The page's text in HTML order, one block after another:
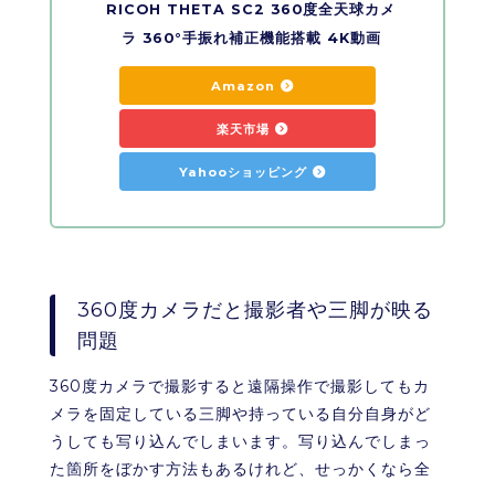
RICOH THETA SC2 360度全天球カメ
ラ 360°手振れ補正機能搭載 4K動画
Amazon
楽天市場
Yahooショッピング
360度カメラだと撮影者や三脚が映る
問題
360度カメラで撮影すると遠隔操作で撮影してもカ
メラを固定している三脚や持っている自分自身がど
うしても写り込んでしまいます。写り込んでしまっ
た箇所をぼかす方法もあるけれど、せっかくなら全